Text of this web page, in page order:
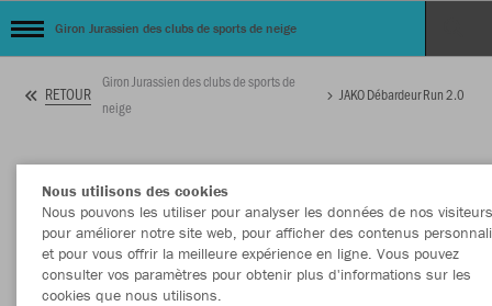
Giron Jurassien des clubs de sports de neige
RETOUR
Giron Jurassien des clubs de sports de
neige
JAKO Débardeur Run 2.0
Nous utilisons des cookies
Nous pouvons les utiliser pour analyser les données de nos
pour améliorer notre site web, pour afficher des contenus
et pour vous offrir la meilleure expérience en ligne. Vous pouvez
consulter vos paramètres pour obtenir plus d'informations sur les
cookies que nous utilisons.